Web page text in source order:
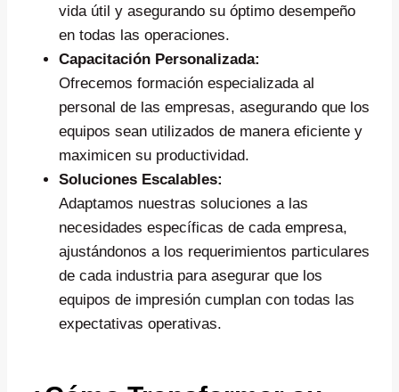
vida útil y asegurando su óptimo desempeño
en todas las operaciones.
Capacitación Personalizada:
Ofrecemos formación especializada al
personal de las empresas, asegurando que los
equipos sean utilizados de manera eficiente y
maximicen su productividad.
Soluciones Escalables:
Adaptamos nuestras soluciones a las
necesidades específicas de cada empresa,
ajustándonos a los requerimientos particulares
de cada industria para asegurar que los
equipos de impresión cumplan con todas las
expectativas operativas.